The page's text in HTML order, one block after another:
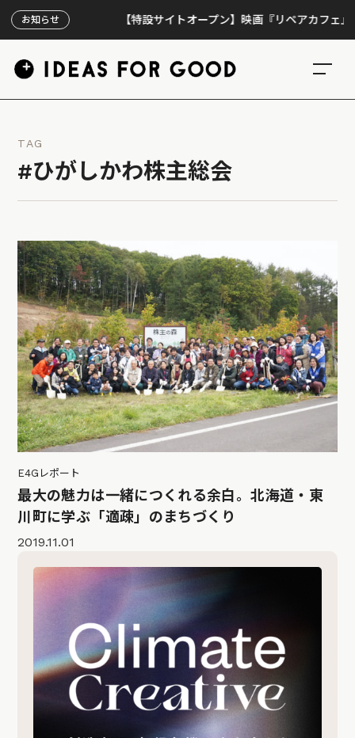
お知らせ 【特設サイトオープン】映画『リペアカフェ』、上
TAG
#ひがしかわ株主総会
E4Gレポート
最大の魅力は一緒につくれる余白。北海道・東
川町に学ぶ「適疎」のまちづくり
2019.11.01